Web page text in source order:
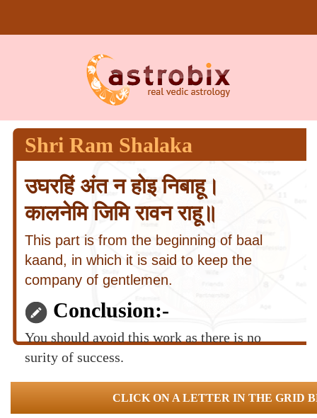
Shri Ram Shalaka
उघरहिं अंत न होइ निबाहू।
कालनेमि जिमि रावन राहू॥
This part is from the beginning of baal
kaand, in which it is said to keep the
company of gentlemen.
Conclusion:-
You should avoid this work as there is no
surity of success.
CLICK ON A LETTER IN THE GRID